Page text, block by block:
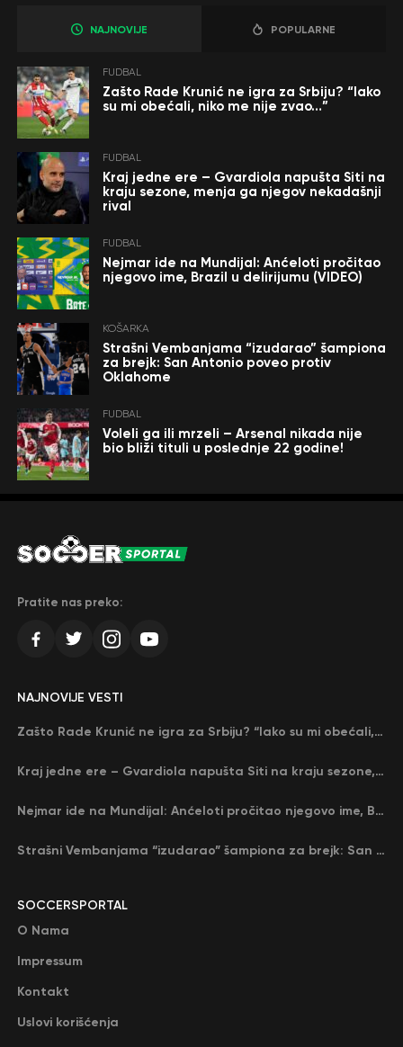
NAJNOVIJE POPULARNE
FUDBAL
Zašto Rade Krunić ne igra za Srbiju? “Iako
su mi obećali, niko me nije zvao…”
FUDBAL
Kraj jedne ere – Gvardiola napušta Siti na
kraju sezone, menja ga njegov nekadašnji
rival
FUDBAL
Nejmar ide na Mundijal: Anćeloti pročitao
njegovo ime, Brazil u delirijumu (VIDEO)
KOŠARKA
Strašni Vembanjama “izudarao” šampiona
za brejk: San Antonio poveo protiv
Oklahome
FUDBAL
Voleli ga ili mrzeli – Arsenal nikada nije
bio bliži tituli u poslednje 22 godine!
Pratite nas preko:
SOCCERSPORTAL
O Nama
Impressum
Kontakt
Uslovi korišćenja
NAJNOVIJE VESTI
Zašto Rade Krunić ne igra za Srbiju? “Iako su mi obećali, niko me nije zvao…”
Kraj jedne ere – Gvardiola napušta Siti na kraju sezone, menja ga njegov nekadašnji rival
Nejmar ide na Mundijal: Anćeloti pročitao njegovo ime, Brazil u delirijumu (VIDEO)
Strašni Vembanjama “izudarao” šampiona za brejk: San Antonio poveo protiv Oklahome